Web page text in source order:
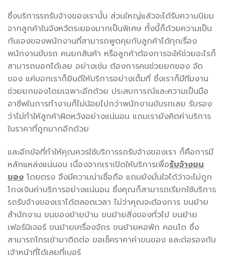
ซึ่งบริการรถรับจ้างของเรานั้น ส่วนใหญ่แล้วจะได้รับความนิยม
จากลูกค้าในจังหวัดระยองมากเป็นพิเศษ ทั้งนี้ก็ด้วยความเป็น
กันเองของพนักงานที่สามารถพูดคุยกับลูกค้าได้ทุกเรื่อง
พนักงานขับรถ คนยกสินค้า หรือลูกค้าต้องการจะให้ช่วยอะไรก็
สามารถบอกได้เลย อย่างเช่น ต้องการคนช่วยยกของ จัด
ของ แค่บอกเราก็ยินดีให้บริการอย่างเต็มที่ ซึ่งเราก็มีทีมงาน
ช่วยยกของโดยเฉพาะอีกด้วย ประสบการณ์และความเป็นมือ
อาชีพในการทำงานก็ไม่น้อยไปกว่าพนักงานขับรถเลย รับรอง
ว่าไม่ทำให้ลูกค้าผิดหวังอย่างแน่นอน แถมเรายังคิดค่าบริการ
ในราคาที่ถูกมากอีกด้วย
และอีกข้อที่ทำให้คุณควรใช้บริการรถรับจ้างของเรา ก็คือการมี
หลักแหล่งแน่นอน เนื่องจากเราเปิดให้บริการเพื่อรับจ้างขน
ของ โดยตรง จึงมีความน่าเชื่อถือ แถมยังมั่นใจได้ว่าจะไม่ถูก
โกงเงินค่าบริการอย่างแน่นอน ซึ่งคุณก็สามารถเรียกใช้บริการ
รถรับจ้างของเราได้ตลอดเวลา ไม่ว่าคุณจะต้องการ ขนย้าย
สำนักงาน ขนของย้ายบ้าน ขนย้ายสิ่งของทั่วไป ขนย้าย
เฟอร์นิเจอร์ ขนย้ายเครื่องจักร ขนย้ายหอพัก คอนโด ซึ่ง
สามารถโทรเข้ามาติดต่อ ขอเช็คราคาค่าขนของ และต่อรองกับ
เจ้าหน้าที่ได้เลยที่เบอร์